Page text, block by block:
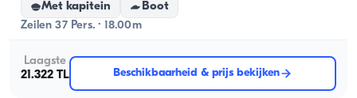
Met kapitein
Boot
Zeilen 37 Pers. · 18.00m
Laagste
21.322 TL
Beschikbaarheid & prijs bekijken